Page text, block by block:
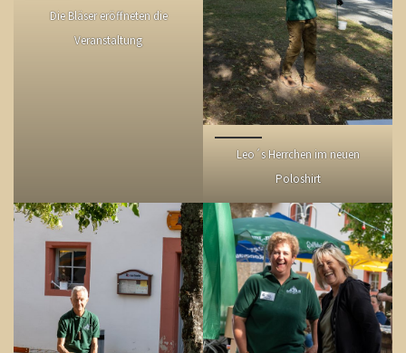
Die Bläser eröffneten die
Veranstaltung
Leo´s Herrchen im neuen
Poloshirt